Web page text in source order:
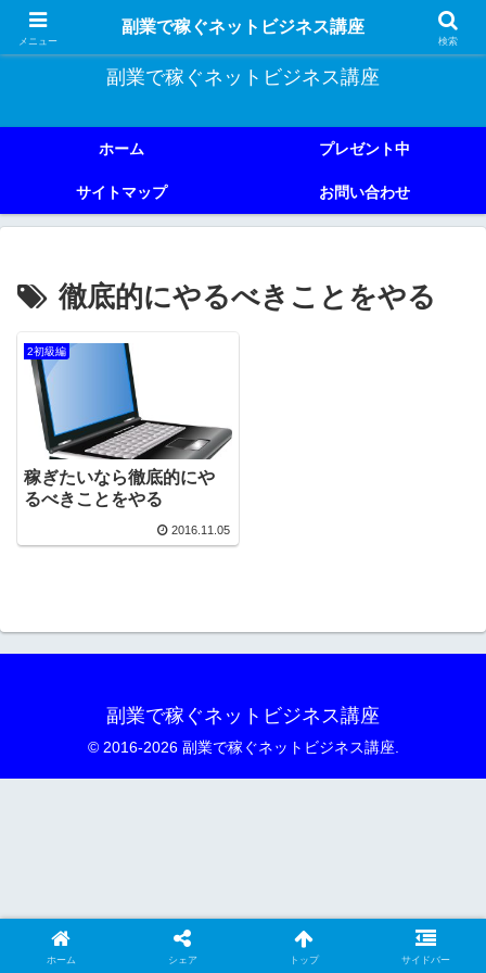
副業で稼ぐためのネットビジネス講座を公開しております。
副業で稼ぐネットビジネス講座
ホーム プレゼント中
サイトマップ お問い合わせ
徹底的にやるべきことをやる
2初級編
稼ぎたいなら徹底的にや
るべきことをやる
2016.11.05
副業で稼ぐネットビジネス講座
© 2016-2026 副業で稼ぐネットビジネス講座.
メニュー
副業で稼ぐネットビジネス講座
検索
ホーム シェア トップ サイドバー